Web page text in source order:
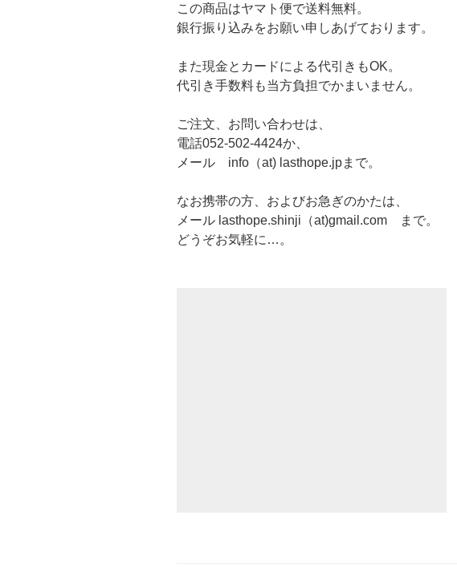
この商品はヤマト便で送料無料。
銀行振り込みをお願い申しあげております。
また現金とカードによる代引きもOK。
代引き手数料も当方負担でかまいません。
ご注文、お問い合わせは、
電話052-502-4424か、
メール info（at) lasthope.jpまで。
なお携帯の方、およびお急ぎのかたは、
メール lasthope.shinji（at)gmail.com まで。
どうぞお気軽に…。